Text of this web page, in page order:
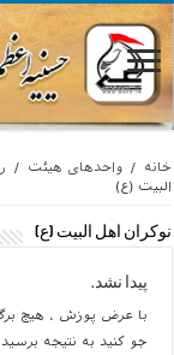
خانه / واحدهای هیئت /
البیت (ع)
نوکران اهل البیت (ع)
پیدا نشد.
با عرض پوزش ، هیچ
جو کنید به نتیجه برسید.